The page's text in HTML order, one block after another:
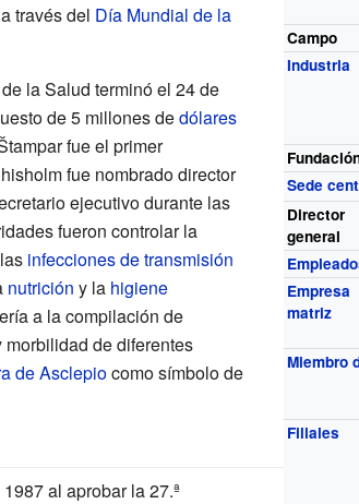
Campo
Industria
Sede
Director
general
Empresa
matriz
Miembro
Filiales
través del Día Mundial de la
la Salud terminó el 24 de
de 5 millones dedólares
fue el primer
fue nombrado director
ejecutivo durante las
fueron controlar la
infecciones de transmisión
nutrición y la higiene
a la compilación de
de diferentes
de Asclepiocomo símbolo de
al aprobar la 27.ª